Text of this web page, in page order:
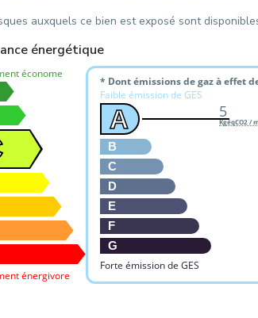
auxquels ce bien est exposé sont
énergétique
économe
énergivore
* Dont émissions de gaz à effet
Faible émission de GES
A
B
C
D
E
F
G
Forte émission de GES
5
KgéqCO2 /